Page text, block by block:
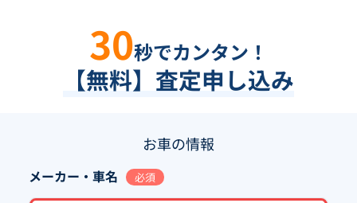
30秒でカンタン！
【無料】査定申し込み
お車の情報
メーカー・車名 必須